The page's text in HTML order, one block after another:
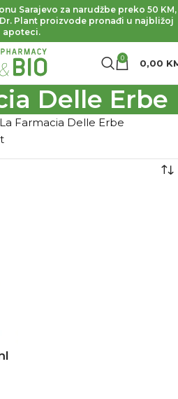
Sarajevo za narudžbe preko 50 KM,
Plant proizvode pronađi u najbližoj
apoteci.
0 0,00
Delle Erbe
La Farmacia Delle Erbe